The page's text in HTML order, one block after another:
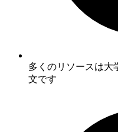
多くのリソースは大
文です